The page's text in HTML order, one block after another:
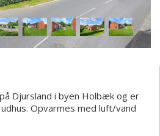
Djursland i byen Holbæk og er
Opvarmes med luft/vand